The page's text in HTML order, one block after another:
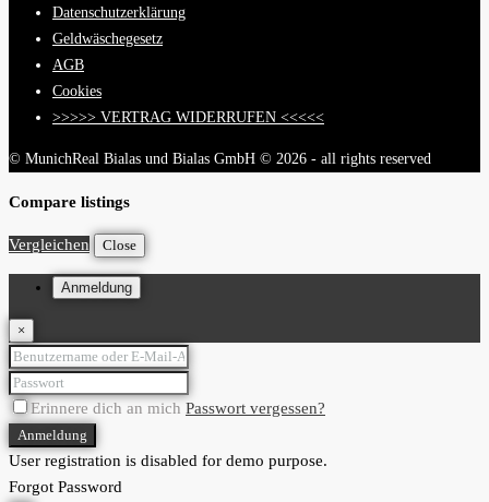
Datenschutzerklärung
Geldwäschegesetz
AGB
Cookies
>>>>> VERTRAG WIDERRUFEN <<<<<
© MunichReal Bialas und Bialas GmbH © 2026 - all rights reserved
Compare listings
Vergleichen Close
Anmeldung
×
Erinnere dich an mich Passwort vergessen?
Anmeldung
User registration is disabled for demo purpose.
Forgot Password